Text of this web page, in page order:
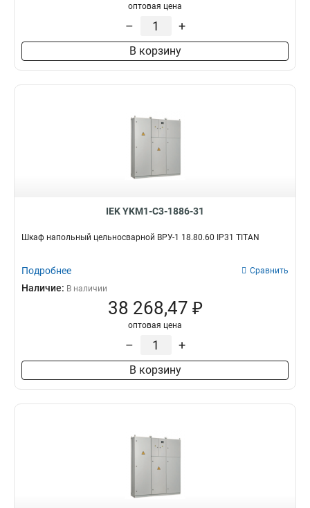
оптовая цена
– +
В корзину
IEK YKM1-C3-1886-31
Шкаф напольный цельносварной ВРУ-1 18.80.60 IP31 TITAN
Подробнее Сравнить
Наличие: В наличии
38 268,47 ₽
оптовая цена
– +
В корзину